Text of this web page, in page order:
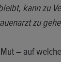
kann zu
zu
– auf